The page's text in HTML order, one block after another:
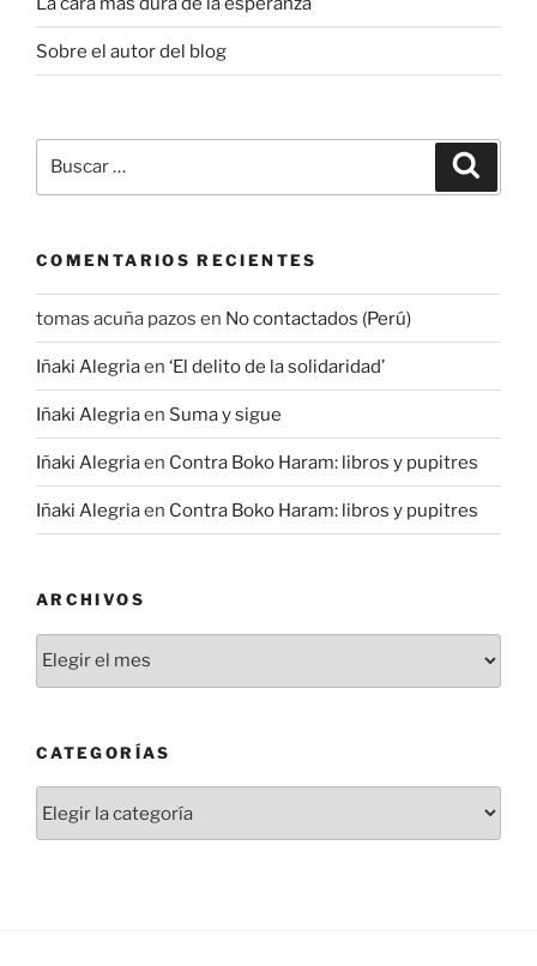
Sobre el autor del blog
por:
COMENTARIOS RECIENTES
tomas acuña pazos en No contactados (Perú)
Iñaki Alegriaen ‘El delito de la solidaridad’
Iñaki Alegriaen Suma y sigue
Iñaki Alegriaen Contra Boko Haram: libros y pupitres
Iñaki Alegriaen Contra Boko Haram: libros y pupitres
ARCHIVOS
CATEGORÍAS